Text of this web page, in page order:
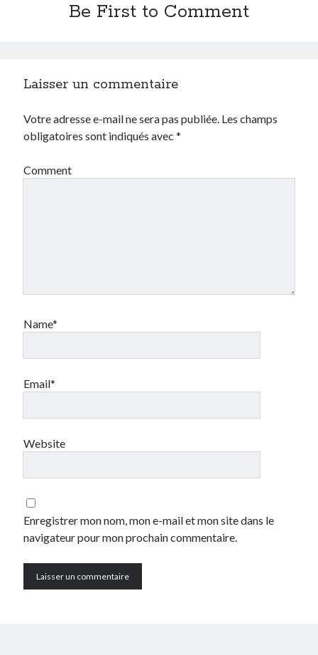
JGAdansMonetico / Crédit Mutuel : comment éviter l’erreur cURL 60 ?
Crypto-monnaie
eCommerce
Geek
Inutile
iPhone
lyon
McDonald's
Be First to Comment
Laisser un commentaire
Votre adresse e-mail ne sera pas publiée. Les champs
obligatoires sont indiqués avec*
Comment
Name*
Email*
Website
Enregistrer mon nom, mon e-mail et mon site dans le
navigateur pour mon prochain commentaire.